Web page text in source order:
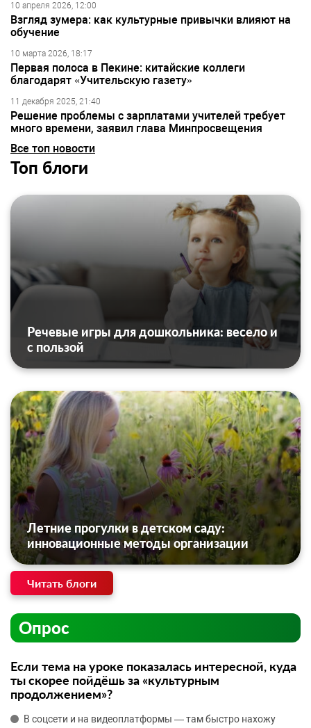
10 апреля 2026, 12:00
Взгляд зумера: как культурные привычки влияют на
обучение
10 марта 2026, 18:17
Первая полоса в Пекине: китайские коллеги
благодарят «Учительскую газету»
11 декабря 2025, 21:40
Решение проблемы с зарплатами учителей требует
много времени, заявил глава Минпросвещения
Все топ новости
Топ блоги
Речевые игры для дошкольника: весело и
с пользой
Летние прогулки в детском саду:
инновационные методы организации
Читать блоги
Опрос
Если тема на уроке показалась интересной, куда
ты скорее пойдёшь за «культурным
продолжением»?
В соцсети и на видеоплатформы — там быстро нахожу